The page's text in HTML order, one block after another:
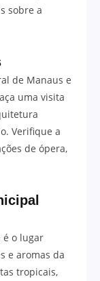
sobre a
de Manaus e
uma visita
Verifique a
de ópera,
é o lugar
e aromas da
tropicais,